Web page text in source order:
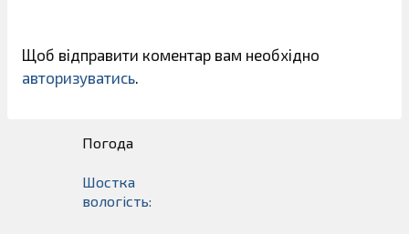
Щоб відправити коментар вам необхідно
авторизуватись
Погода
Шостка
вологість: